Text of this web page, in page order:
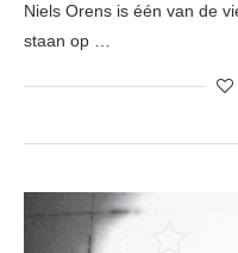
Niels Orens is één van de
staan op …